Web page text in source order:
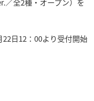
／全2種・オープン）を
22日12：00より受付開始